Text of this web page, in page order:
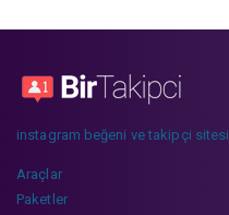
instagram beğeni ve takipçi sitesi
Araçlar
Paketler